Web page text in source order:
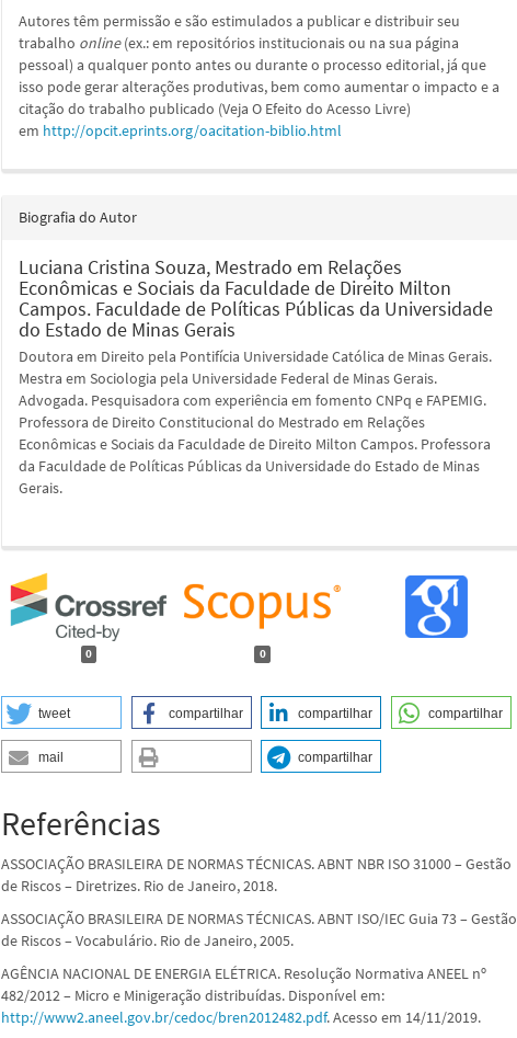
Autores têm permissão e são estimulados a publicar e distribuir seu
trabalho online(ex.: em repositórios institucionais ou na sua página
pessoal) a qualquer ponto antes ou durante o processo editorial, já que
isso pode gerar alterações produtivas, bem como aumentar o impacto e a
citação do trabalho publicado (Veja O Efeito do Acesso Livre)
em http://opcit.eprints.org/oacitation-biblio.html
Biografia do Autor
Luciana Cristina Souza, Mestrado em Relações
Econômicas e Sociais da Faculdade de Direito Milton
Campos. Faculdade de Políticas Públicas da Universidade
do Estado de Minas Gerais
Doutora em Direito pela Pontifícia Universidade Católica de Minas Gerais.
Mestra em Sociologia pela Universidade Federal de Minas Gerais.
Advogada. Pesquisadora com experiência em fomento CNPq e FAPEMIG.
Professora de Direito Constitucional do Mestrado em Relações
Econômicas e Sociais da Faculdade de Direito Milton Campos. Professora
da Faculdade de Políticas Públicas da Universidade do Estado de Minas
Gerais.
0 0
tweet compartilhar compartilhar compartilhar
mail compartilhar
Referências
ASSOCIAÇÃO BRASILEIRA DE NORMAS TÉCNICAS. ABNT NBR ISO 31000 – Gestão
de Riscos – Diretrizes. Rio de Janeiro, 2018.
ASSOCIAÇÃO BRASILEIRA DE NORMAS TÉCNICAS. ABNT ISO/IEC Guia 73 – Gestão
de Riscos – Vocabulário. Rio de Janeiro, 2005.
AGÊNCIA NACIONAL DE ENERGIA ELÉTRICA. Resolução Normativa ANEEL nº
482/2012 – Micro e Minigeração distribuídas. Disponível em:
http://www2.aneel.gov.br/cedoc/bren2012482.pdf. Acesso em 14/11/2019.